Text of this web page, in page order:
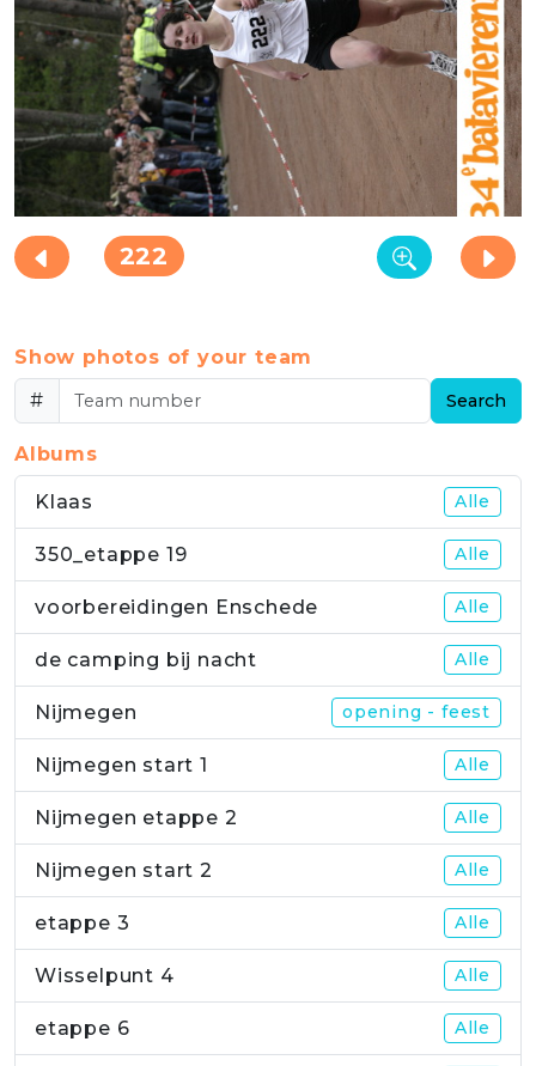
222
Show photos of your team
#
Search
Albums
Klaas Alle
350_etappe 19 Alle
voorbereidingen Enschede Alle
de camping bij nacht Alle
Nijmegen opening - feest
Nijmegen start 1 Alle
Nijmegen etappe 2 Alle
Nijmegen start 2 Alle
etappe 3 Alle
Wisselpunt 4 Alle
etappe 6 Alle